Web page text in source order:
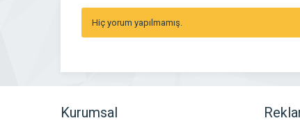
Hiç yorum yapılmamış.
Kurumsal